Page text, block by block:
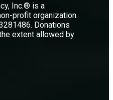
Inc.® is a
profit organization
Donations
extent allowed by